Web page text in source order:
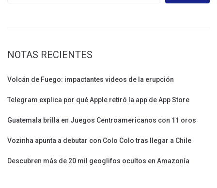
NOTAS RECIENTES
Volcán de Fuego: impactantes videos de la erupción
Telegram explica por qué Apple retiró la app de App Store
Guatemala brilla en Juegos Centroamericanos con 11 oros
Vozinha apunta a debutar con Colo Colo tras llegar a Chile
Descubren más de 20 mil geoglifos ocultos en Amazonía